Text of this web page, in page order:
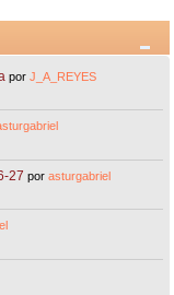
porJ_A_REYES
27 porasturgabriel